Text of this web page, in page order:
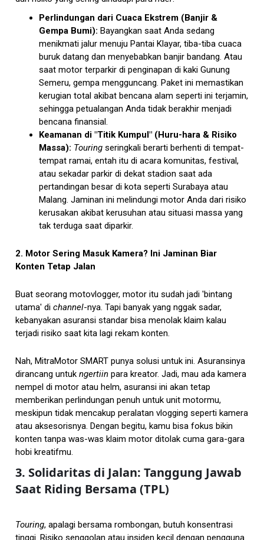
Perlindungan dari Cuaca Ekstrem (Banjir &
Gempa Bumi): Bayangkan saat Anda sedang
menikmati jalur menuju Pantai Klayar, tiba-tiba cuaca
buruk datang dan menyebabkan banjir bandang. Atau
saat motor terparkir di penginapan di kaki Gunung
Semeru, gempa mengguncang. Paket ini memastikan
kerugian total akibat bencana alam seperti ini terjamin,
sehingga petualangan Anda tidak berakhir menjadi
bencana finansial.
Keamanan di "Titik Kumpul" (Huru-hara & Risiko
Massa): Touringseringkali berarti berhenti di tempat-
tempat ramai, entah itu di acara komunitas, festival,
atau sekadar parkir di dekat stadion saat ada
pertandingan besar di kota seperti Surabaya atau
Malang. Jaminan ini melindungi motor Anda dari risiko
kerusakan akibat kerusuhan atau situasi massa yang
tak terduga saat diparkir.
2. Motor Sering Masuk Kamera? Ini Jaminan Biar
Konten Tetap Jalan
Buat seorang motovlogger, motor itu sudah jadi 'bintang
utama' dichannel-nya. Tapi banyak yang nggak sadar,
kebanyakan asuransi standar bisa menolak klaim kalau
terjadi risiko saat kita lagi rekam konten.
Nah, MitraMotor SMART punya solusi untuk ini. Asuransinya
dirancang untukngertiin para kreator. Jadi, mau ada kamera
nempel di motor atau helm, asuransi ini akan tetap
memberikan perlindungan penuh untuk unit motormu,
meskipun tidak mencakup peralatan vlogging seperti kamera
atau aksesorisnya. Dengan begitu, kamu bisa fokus bikin
konten tanpa was-was klaim motor ditolak cuma gara-gara
hobi kreatifmu.
3. Solidaritas di Jalan: Tanggung Jawab
Saat Riding Bersama (TPL)
Touring, apalagi bersama rombongan, butuh konsentrasi
tinggi. Risiko senggolan atau insiden kecil dengan pengguna